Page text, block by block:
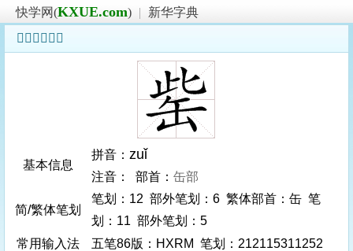
快学网(KXUE.com) |
新华字典
𦈬字基本信息
基本信息
拼音： zuǐ
注音： 部首： 缶部
简/繁体笔划
笔划：12 部外笔划：6 繁体部首：缶 笔
划：11 部外笔划：5
常用输入法
五笔86版：HXRM 笔划：212115311252